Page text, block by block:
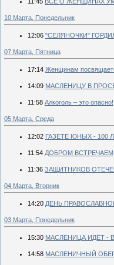
10 Марта, Понедельник
12:06 "СЕЛЯНОЧКИ"
07 Марта, Пятница
17:14 Женщинам
14:09 МАСЛЕНИЦУ В
11:58 Алкоголь – это опасно!
05 Марта, Среда
12:02 ГАЗЕТЕ ЮНЫХ - 100
11:54 ДОБРОМ
11:36 ЗАЩИТНИКОВ
04 Марта, Вторник
14:20 ДЕНЬ
03 Марта, Понедельник
15:30 МАСЛЕНИЦА ИДЁТ -
14:58 МАСЛЕНИЧНЫЙ